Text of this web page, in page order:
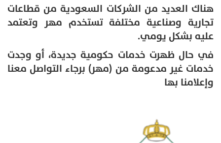
هناك العديد من الشركات السعودية من قطاعات
تجارية وصناعية مختلفة تستخدم مهر وتعتمد
عليه بشكل يومي.
في حال ظهرت خدمات حكومية جديدة، أو وجدت
خدمات غير مدعومة من (مهر) برجاء التواصل معنا
وإعلامنا بها